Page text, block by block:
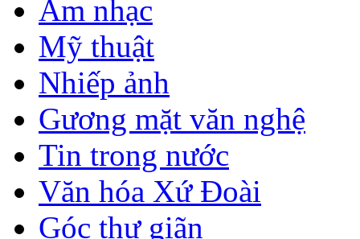
Âm nhạc
Mỹ thuật
Nhiếp ảnh
Gương mặt văn nghệ
Tin trong nước
Văn hóa Xứ Đoài
Góc thư giãn